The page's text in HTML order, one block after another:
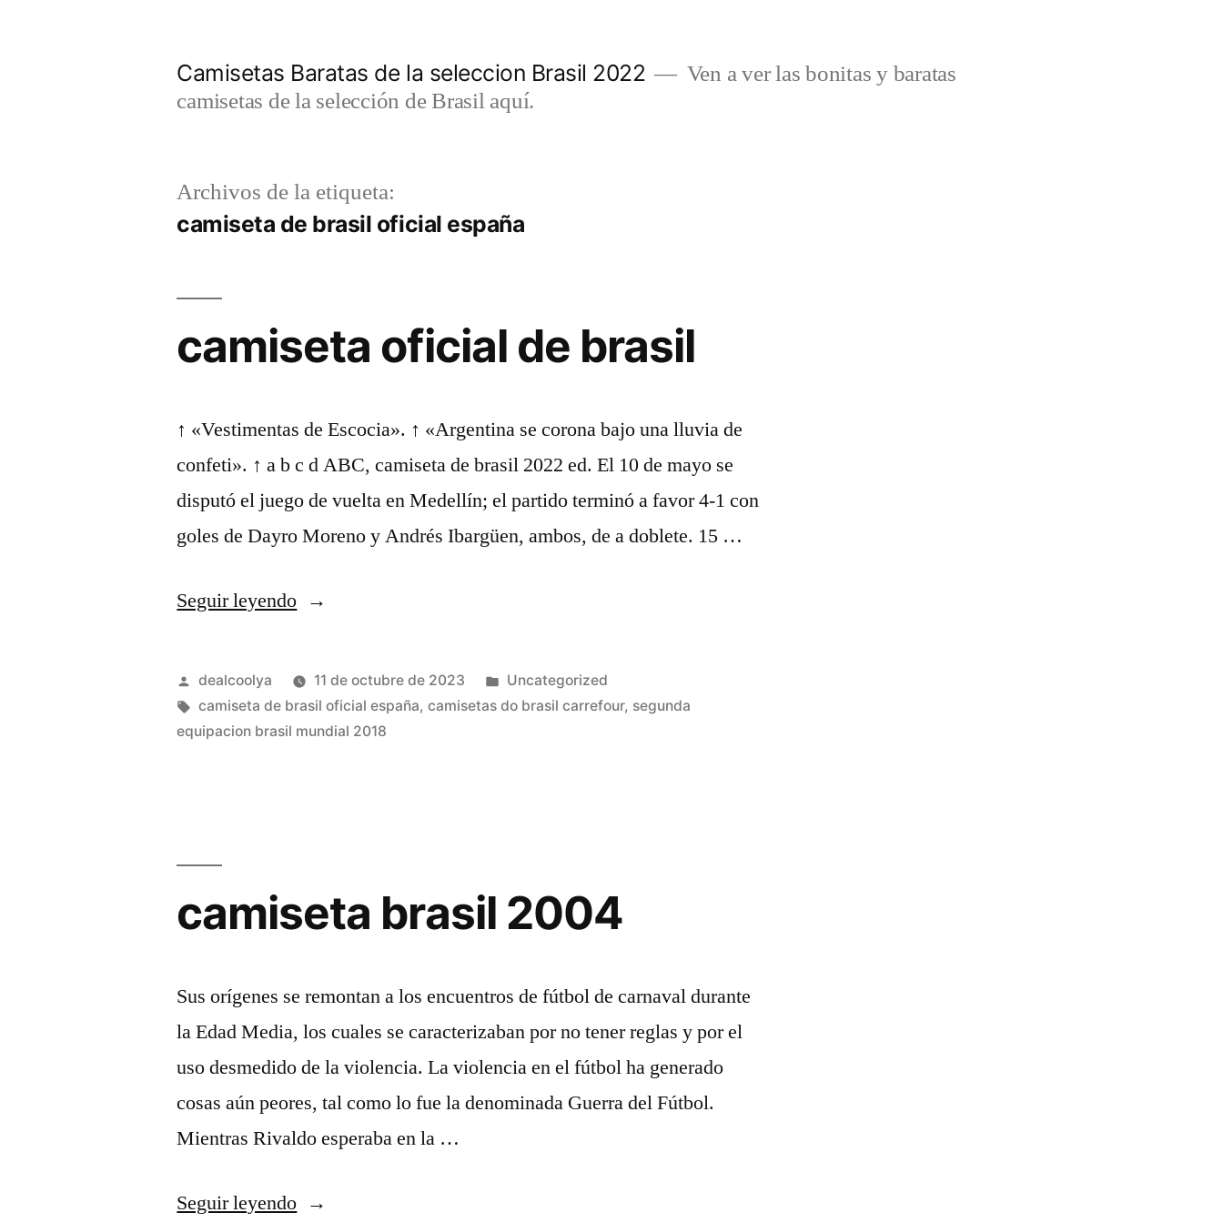
Camisetas Baratas de la seleccion Brasil 2022
Ven a ver las bonitas y baratas
camisetas de la selección de Brasil aquí.
Archivos de la etiqueta:
camiseta de brasil oficial españa
camiseta oficial de brasil
↑ «Vestimentas de Escocia». ↑ «Argentina se corona bajo una lluvia de
confeti». ↑ a b c d ABC, camiseta de brasil 2022 ed. El 10 de mayo se
disputó el juego de vuelta en Medellín; el partido terminó a favor 4-1 con
goles de Dayro Moreno y Andrés Ibargüen, ambos, de a doblete. 15 …
Seguir leyendo«camiseta
de
brasil»
Publicado
por
dealcoolya 11 de octubre de 2023
Publicado
en
Uncategorized
Etiquetas:
camiseta de brasil oficial españa,camisetas do brasil carrefour, segunda
equipacion brasil mundial 2018
camiseta brasil 2004
Sus orígenes se remontan a los encuentros de fútbol de carnaval durante
la Edad Media, los cuales se caracterizaban por no tener reglas y por el
uso desmedido de la violencia. La violencia en el fútbol ha generado
cosas aún peores, tal como lo fue la denominada Guerra del Fútbol.
Mientras Rivaldo esperaba en la …
Seguir leyendo«camiseta